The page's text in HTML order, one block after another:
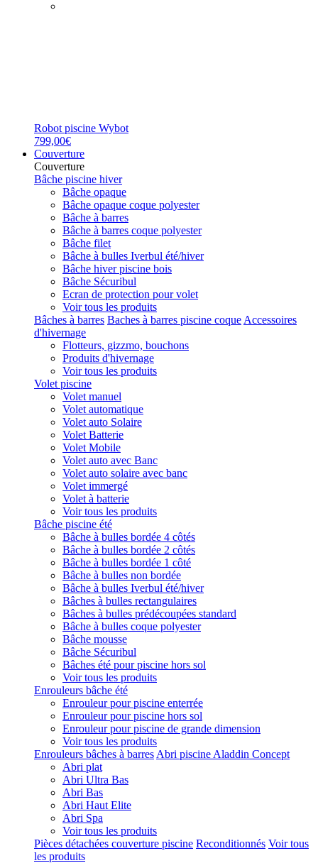
Robot piscine Wybot
799,00€
Couverture
Couverture
Bâche piscine hiver
Bâche opaque
Bâche opaque coque polyester
Bâche à barres
Bâche à barres coque polyester
Bâche filet
Bâche à bulles Iverbul été/hiver
Bâche hiver piscine bois
Bâche Sécuribul
Ecran de protection pour volet
Voir tous les produits
Bâches à barres Baches à barres piscine coque Accessoires
d'hivernage
Flotteurs, gizzmo, bouchons
Produits d'hivernage
Voir tous les produits
Volet piscine
Volet manuel
Volet automatique
Volet auto Solaire
Volet Batterie
Volet Mobile
Volet auto avec Banc
Volet auto solaire avec banc
Volet immergé
Volet à batterie
Voir tous les produits
Bâche piscine été
Bâche à bulles bordée 4 côtés
Bâche à bulles bordée 2 côtés
Bâche à bulles bordée 1 côté
Bâche à bulles non bordée
Bâche à bulles Iverbul été/hiver
Bâches à bulles rectangulaires
Bâches à bulles prédécoupées standard
Bâche à bulles coque polyester
Bâche mousse
Bâche Sécuribul
Bâches été pour piscine hors sol
Voir tous les produits
Enrouleurs bâche été
Enrouleur pour piscine enterrée
Enrouleur pour piscine hors sol
Enrouleur pour piscine de grande dimension
Voir tous les produits
Enrouleurs bâches à barres Abri piscine Aladdin Concept
Abri plat
Abri Ultra Bas
Abri Bas
Abri Haut Elite
Abri Spa
Voir tous les produits
Pièces détachées couverture piscine Reconditionnés Voir tous
les produits